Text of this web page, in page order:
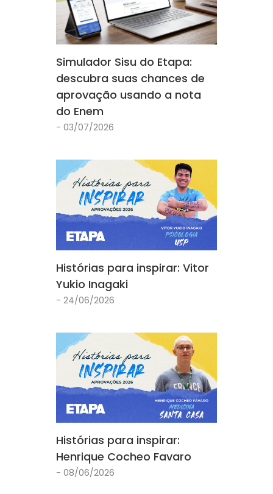
Simulador Sisu do Etapa:
descubra suas chances de
aprovação usando a nota
do Enem
- 03/07/2026
Histórias para inspirar: Vitor
Yukio Inagaki
- 24/06/2026
Histórias para inspirar:
Henrique Cocheo Favaro
- 08/06/2026